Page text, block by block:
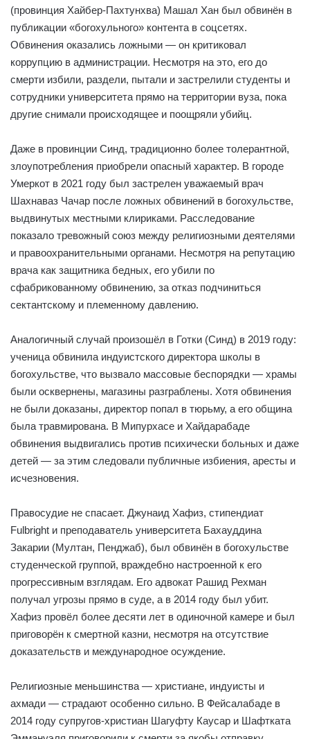
(провинция Хайбер-Пахтунхва) Машал Хан был обвинён в
публикации «богохульного» контента в соцсетях.
Обвинения оказались ложными — он критиковал
коррупцию в администрации. Несмотря на это, его до
смерти избили, раздели, пытали и застрелили студенты и
сотрудники университета прямо на территории вуза, пока
другие снимали происходящее и поощряли убийц.
Даже в провинции Синд, традиционно более толерантной,
злоупотребления приобрели опасный характер. В городе
Умеркот в 2021 году был застрелен уважаемый врач
Шахнаваз Чачар после ложных обвинений в богохульстве,
выдвинутых местными клириками. Расследование
показало тревожный союз между религиозными деятелями
и правоохранительными органами. Несмотря на репутацию
врача как защитника бедных, его убили по
сфабрикованному обвинению, за отказ подчиниться
сектантскому и племенному давлению.
Аналогичный случай произошёл в Готки (Синд) в 2019 году:
ученица обвинила индуистского директора школы в
богохульстве, что вызвало массовые беспорядки — храмы
были осквернены, магазины разграблены. Хотя обвинения
не были доказаны, директор попал в тюрьму, а его община
была травмирована. В Мипурхасе и Хайдарабаде
обвинения выдвигались против психически больных и даже
детей — за этим следовали публичные избиения, аресты и
исчезновения.
Правосудие не спасает. Джунаид Хафиз, стипендиат
Fulbright и преподаватель университета Бахауддина
Закарии (Мултан, Пенджаб), был обвинён в богохульстве
студенческой группой, враждебно настроенной к его
прогрессивным взглядам. Его адвокат Рашид Рехман
получал угрозы прямо в суде, а в 2014 году был убит.
Хафиз провёл более десяти лет в одиночной камере и был
приговорён к смертной казни, несмотря на отсутствие
доказательств и международное осуждение.
Религиозные меньшинства — христиане, индуисты и
ахмади — страдают особенно сильно. В Фейсалабаде в
2014 году супругов-христиан Шагуфту Каусар и Шафтката